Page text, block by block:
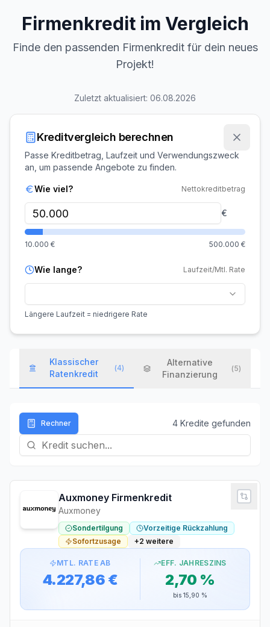
Firmenkredit im Vergleich
Finde den passenden Firmenkredit für dein neues
Projekt!
Zuletzt aktualisiert: 06.08.2026
Kreditvergleich berechnen
Passe Kreditbetrag, Laufzeit und Verwendungszweck
an, um passende Angebote zu finden.
Wie viel? Nettokreditbetrag
€
10.000 € 500.000 €
Wie lange? Laufzeit/Mtl. Rate
Längere Laufzeit = niedrigere Rate
Klassischer
Ratenkredit
(4)
Alternative
Finanzierung
(5)
Rechner 4 Kredite gefunden
Auxmoney Firmenkredit
Auxmoney
Sondertilgung
Vorzeitige Rückzahlung
Sofortzusage
+2 weitere
MTL. RATE AB
4.227,86 €
EFF. JAHRESZINS
2,70 %
bis 15,90 %